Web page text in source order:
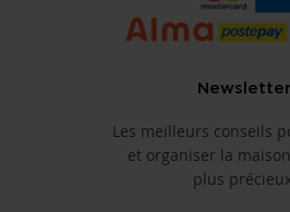
Newsletter
Les meilleurs conseils
et organiser la
plus